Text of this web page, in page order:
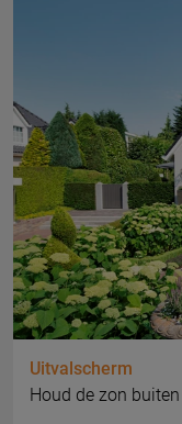
Uitvalscherm
Houd de zon